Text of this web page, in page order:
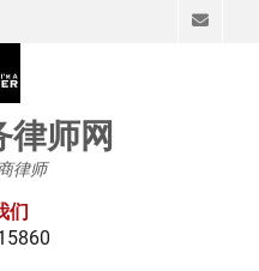
律师网
律师
们